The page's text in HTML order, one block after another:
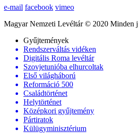
e-mail facebook vimeo
Magyar Nemzeti Levéltár © 2020 Minden
Gyűjtemények
Rendszerváltás vidéken
Digitális Roma levéltár
Szovjetunióba elhurcoltak
Első világháború
Reformáció 500
Családtörténet
Helytörténet
Középkori gyűjtemény
Pártiratok
Külügyminisztérium